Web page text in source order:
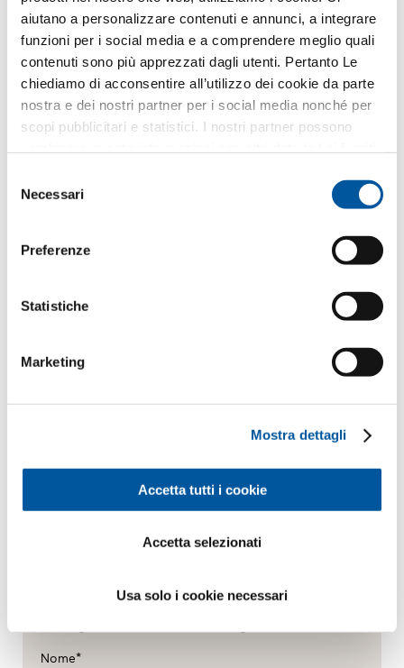
aiutano a personalizzare contenuti e annunci, a integrare
funzioni per i social media e a comprendere meglio quali
contenuti sono più apprezzati dagli utenti. Pertanto Le
chiediamo di acconsentire all’utilizzo dei cookie da parte
nostra e dei nostri partner per i social media nonché per
scopi pubblicitari e statistici. I nostri partner possono
delNecessari
Preferenze
Statistiche
Marketing
Mostra dettagli
Accetta tutti i cookie
Accetta selezionati
Usa solo i cookie necessari
sono descritti nella presenteinformativa privacy.
Quale argomento Le interessa?
Finestre
Pareti vetrate
*Campi obbligatori
Nome*